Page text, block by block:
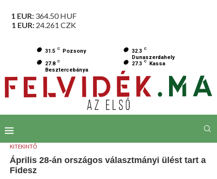
1 EUR: 364.50HUF
1 EUR: 24.261 CZK
31.5 C Pozsony 32.3 C
Dunaszerdahely
27.8 C
Besztercebánya
27.3 C Kassa
KITEKINTŐ
Április 28-án országos választmányi ülést tart a
Fidesz